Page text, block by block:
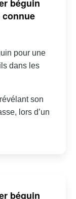
béguin
pour une
dans les
son
lors d’un
béguin